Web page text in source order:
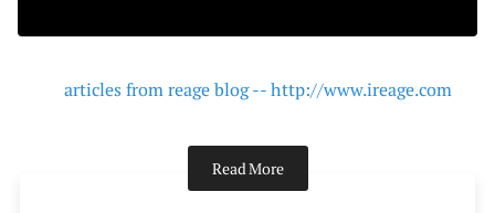
articles from reage blog -- http://www.ireage.com
Read More